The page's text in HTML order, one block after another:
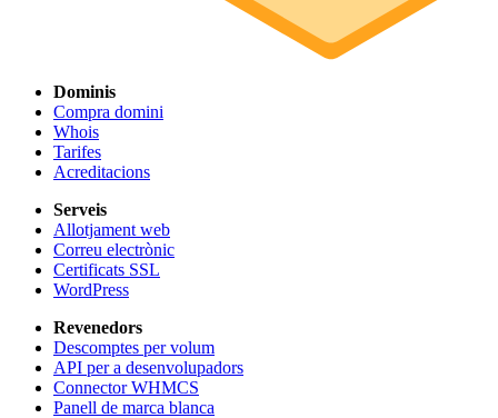
Dominis
Compra domini
Whois
Tarifes
Acreditacions
Serveis
Allotjament web
Correu electrònic
Certificats SSL
WordPress
Revenedors
Descomptes per volum
API per a desenvolupadors
Connector WHMCS
Panell de marca blanca